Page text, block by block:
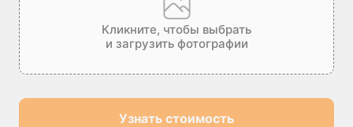
Кликните, чтобы выбрать
и загрузить фотографии
Узнать стоимость